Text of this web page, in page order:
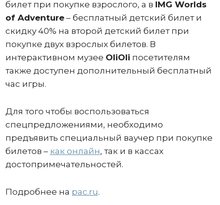
билет при покупке взрослого, а в IMG Worlds
of Adventure– бесплатный детский билет и
скидку 40% на второй детский билет при
покупке двух взрослых билетов. В
интерактивном музее OliOli посетителям
также доступен дополнительный бесплатный
час игры.
Для того чтобы воспользоваться
спецпредложениями, необходимо
предъявить специальный ваучер при покупке
билетов – как онлайн, так и в кассах
достопримечательностей.
Подробнее на pac.ru.